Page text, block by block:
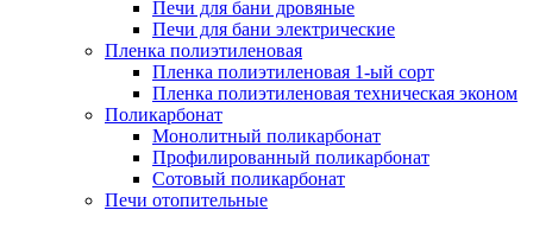
Печи для бани дровяные
Печи для бани электрические
Пленка полиэтиленовая
Пленка полиэтиленовая 1-ый сорт
Пленка полиэтиленовая техническая эконом
Поликарбонат
Монолитный поликарбонат
Профилированный поликарбонат
Сотовый поликарбонат
Печи отопительные